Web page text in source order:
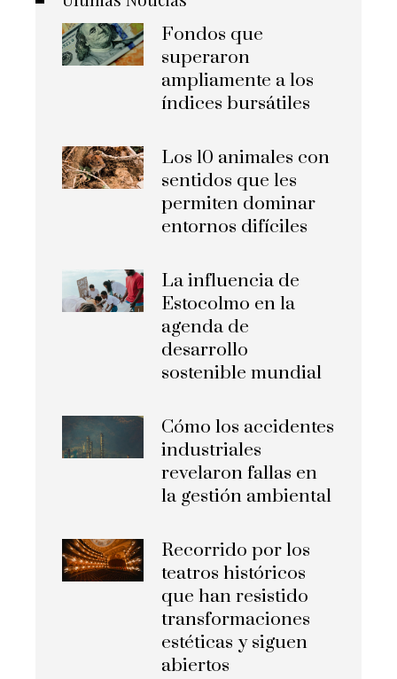
Fondos que
superaron
ampliamente a los
índices bursátiles
Los 10 animales con
sentidos que les
permiten dominar
entornos difíciles
La influencia de
Estocolmo en la
agenda de
desarrollo
sostenible mundial
Cómo los accidentes
industriales
revelaron fallas en
la gestión ambiental
Recorrido por los
teatros históricos
que han resistido
transformaciones
estéticas y siguen
abiertos